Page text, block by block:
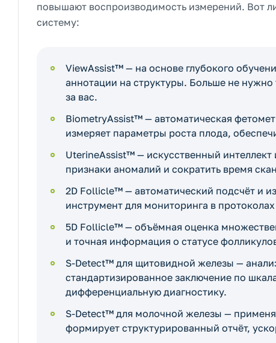
повышают воспроизводимость измерений. Вот
систему:
ViewAssist™ — на основе глубокого
аннотации на структуры. Больше не нужно
за вас.
BiometryAssist™ — автоматическая
измеряет параметры роста плода,
UterineAssist™ — искусственный
признаки аномалий и сократить время
2D Follicle™ — автоматический подсчёт и
инструмент для мониторинга в
5D Follicle™ — объёмная оценка
и точная информация о статусе
S-Detect™ для щитовидной железы —
стандартизированное заключение по
дифференциальную диагностику.
S-Detect™ для молочной железы —
формирует структурированный отчёт,